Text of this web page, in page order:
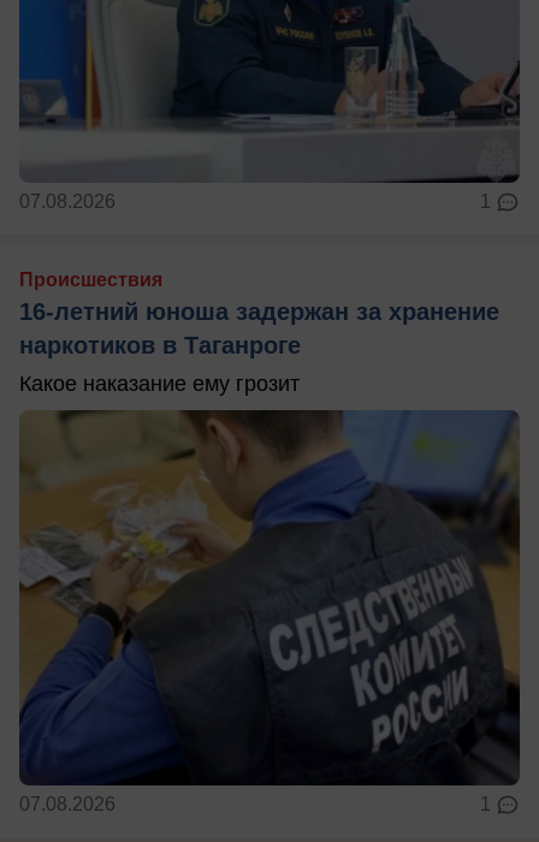
07.08.2026 1
Происшествия
16-летний юноша задержан за хранение
наркотиков в Таганроге
Какое наказание ему грозит
07.08.2026 1